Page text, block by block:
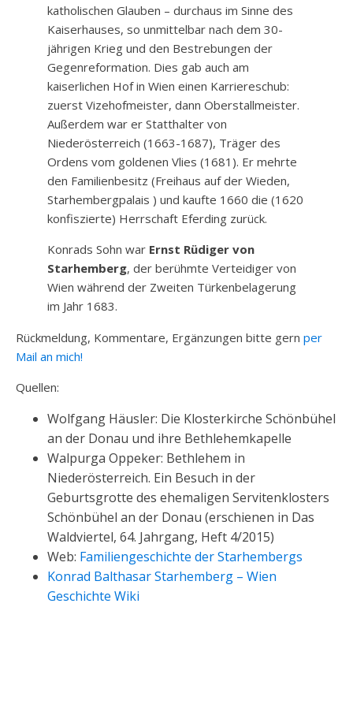
katholischen Glauben – durchaus im Sinne des
Kaiserhauses, so unmittelbar nach dem 30-
jährigen Krieg und den Bestrebungen der
Gegenreformation. Dies gab auch am
kaiserlichen Hof in Wien einen Karriereschub:
zuerst Vizehofmeister, dann Oberstallmeister.
Außerdem war er Statthalter von
Niederösterreich (1663-1687), Träger des
Ordens vom goldenen Vlies (1681). Er mehrte
den Familienbesitz (Freihaus auf der Wieden,
Starhembergpalais ) und kaufte 1660 die (1620
konfiszierte) Herrschaft Eferding zurück.
Konrads Sohn war Ernst Rüdiger von
Starhemberg, der berühmte Verteidiger von
Wien während der Zweiten Türkenbelagerung
im Jahr 1683.
Rückmeldung, Kommentare, Ergänzungen bitte gern per
Mail an mich!
Quellen:
Wolfgang Häusler: Die Klosterkirche Schönbühel
an der Donau und ihre Bethlehemkapelle
Walpurga Oppeker: Bethlehem in
Niederösterreich. Ein Besuch in der
Geburtsgrotte des ehemaligen Servitenklosters
Schönbühel an der Donau (erschienen in Das
Waldviertel, 64. Jahrgang, Heft 4/2015)
Web: Familiengeschichte der Starhembergs
Konrad Balthasar Starhemberg – Wien
Geschichte Wiki